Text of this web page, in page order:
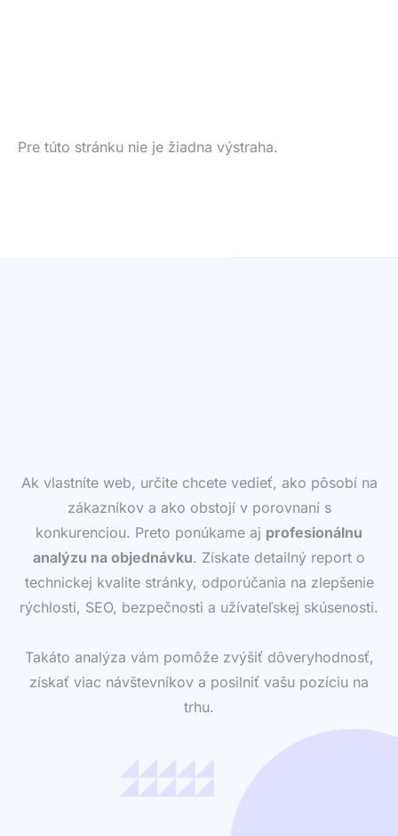
Pre túto stránku nie je žiadna výstraha.
Ak vlastníte web, určite chcete vedieť, ako pôsobí na
zákazníkov a ako obstojí v porovnaní s
konkurenciou. Preto ponúkame aj profesionálnu
analýzu na objednávku. Získate detailný report o
technickej kvalite stránky, odporúčania na zlepšenie
rýchlosti, SEO, bezpečnosti a užívateľskej skúsenosti.
Takáto analýza vám pomôže zvýšiť dôveryhodnosť,
získať viac návštevníkov a posilniť vašu pozíciu na
trhu.